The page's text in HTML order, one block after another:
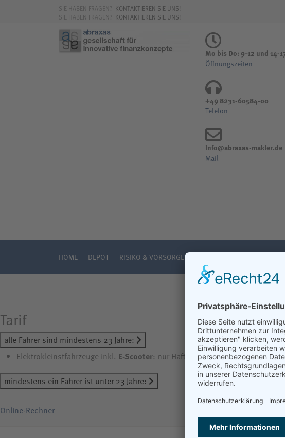
SIE HABEN FRAGEN? KONTAKTIEREN SIE UNS!
SIE HABEN FRAGEN? KONTAKTIEREN SIE UNS!
Mo bis Do: 9-12 und 14-
Öffnungszeiten
+49 8231-60584-00
Telefon
info@abraxas-makler.de
Mail
HOME DEPOT RISIKO & VORSORGE
E-
Tarif
alle Fahrer sind mindestens 23 Jahre:
Elektrokleinstfahrzeuge inkl. E-Scooter: nur Haftpflicht:24,80 Euro// mit
mindestens ein Fahrer ist unter 23 Jahre:
Online-Rechner